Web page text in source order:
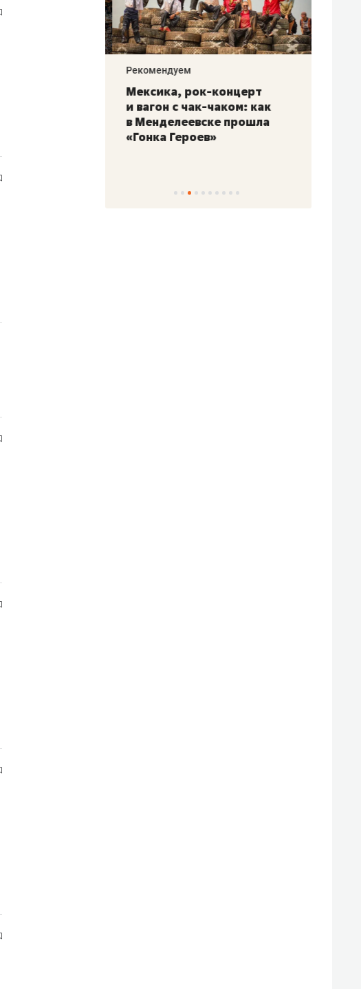
Рекомендуем
Мексика, рок-концерт
и вагон с чак-чаком: как
в Менделеевске прошла
«Гонка Героев»